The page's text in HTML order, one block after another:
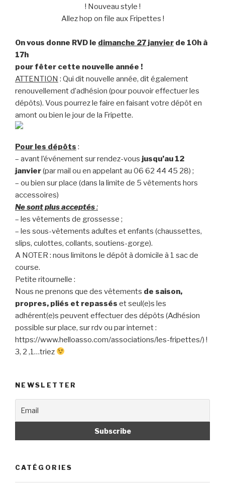
! Nouveau style !
Allez hop on file aux Fripettes !
On vous donne RVD le dimanche 27 janvier de 10h à
17h
pour fêter cette nouvelle année !
ATTENTION : Qui dit nouvelle année, dit également
renouvellement d’adhésion (pour pouvoir effectuer les
dépôts). Vous pourrez le faire en faisant votre dépôt en
amont ou bien le jour de la Fripette.
Pour les dépôts :
– avant l’événement sur rendez-vous jusqu’au 12
janvier(par mail ou en appelant au 06 62 44 45 28) ;
– ou bien sur place (dans la limite de 5 vêtements hors
accessoires)
Ne sont plus acceptés:
– les vêtements de grossesse ;
– les sous-vêtements adultes et enfants (chaussettes,
slips, culottes, collants, soutiens-gorge).
A NOTER : nous limitons le dépôt à domicile à 1 sac de
course.
Petite ritournelle :
Nous ne prenons que des vêtements de saison,
propres, pliés et repassés et seul(e)s les
adhérent(e)s peuvent effectuer des dépôts (Adhésion
possible sur place, sur rdv ou par internet :
https://www.helloasso.com/associations/les-fripettes/) !
3, 2 ,1…triez
NEWSLETTER
CATÉGORIES